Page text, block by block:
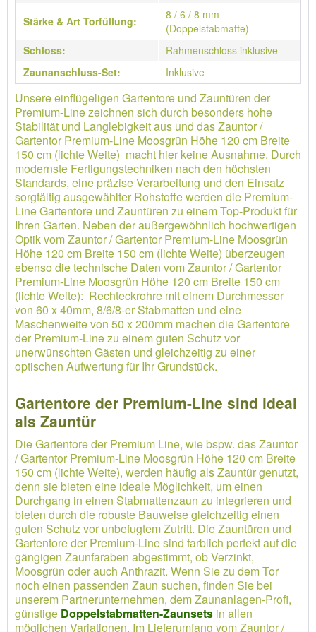
Stärke & Art Torfüllung:
8 / 6 / 8 mm
(Doppelstabmatte)
Schloss:
Rahmenschloss inklusive
Zaunanschluss-Set:
Inklusive
Unsere einflügeligen Gartentore und Zauntüren der
Premium-Line zeichnen sich durch besonders hohe
Stabilität und Langlebigkeit aus und das Zauntor /
Gartentor Premium-Line Moosgrün Höhe 120 cm Breite
150 cm (lichte Weite) macht hier keine Ausnahme. Durch
modernste Fertigungstechniken nach den höchsten
Standards, eine präzise Verarbeitung und den Einsatz
sorgfältig ausgewählter Rohstoffe werden die Premium-
Line Gartentore und Zauntüren zu einem Top-Produkt für
Ihren Garten. Neben der außergewöhnlich hochwertigen
Optik vom Zauntor / Gartentor Premium-Line Moosgrün
Höhe 120 cm Breite 150 cm (lichte Weite) überzeugen
ebenso die technische Daten vom Zauntor / Gartentor
Premium-Line Moosgrün Höhe 120 cm Breite 150 cm
(lichte Weite): Rechteckrohre mit einem Durchmesser
von 60 x 40mm, 8/6/8-er Stabmatten und eine
Maschenweite von 50 x 200mm machen die Gartentore
der Premium-Line zu einem guten Schutz vor
unerwünschten Gästen und gleichzeitig zu einer
optischen Aufwertung für Ihr Grundstück.
Gartentore der Premium-Line sind ideal
als Zauntür
Die Gartentore der Premium Line, wie bspw. das Zauntor
/ Gartentor Premium-Line Moosgrün Höhe 120 cm Breite
150 cm (lichte Weite), werden häufig als Zauntür genutzt,
denn sie bieten eine ideale Möglichkeit, um einen
Durchgang in einen Stabmattenzaun zu integrieren und
bieten durch die robuste Bauweise gleichzeitig einen
guten Schutz vor unbefugtem Zutritt. Die Zauntüren und
Gartentore der Premium-Line sind farblich perfekt auf die
gängigen Zaunfaraben abgestimmt, ob Verzinkt,
Moosgrün oder auch Anthrazit. Wenn Sie zu dem Tor
noch einen passenden Zaun suchen, finden Sie bei
unserem Partnerunternehmen, dem Zaunanlagen-Profi,
günstige Doppelstabmatten-Zaunsets in allen
möglichen Variationen. Im Lieferumfang vom Zauntor /